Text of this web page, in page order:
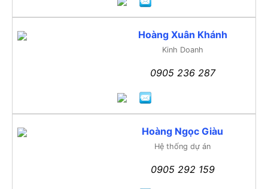
Hoàng Xuân Khánh
Kinh Doanh
0905 236 287
Hoàng Ngọc Giàu
Hệ thống dự án
0905 292 159